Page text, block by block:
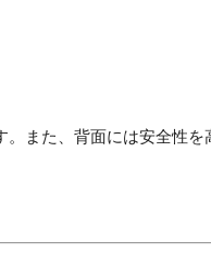
また、背面には安全性